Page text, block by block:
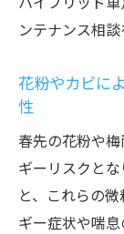
ンテナンス相談
花粉やカビに
性
春先の花粉や
ギーリスクと
と、これらの
ギー症状や喘